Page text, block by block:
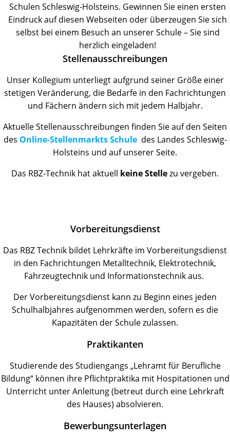
Schulen Schleswig-Holsteins. Gewinnen Sie einen ersten
Eindruck auf diesen Webseiten oder überzeugen Sie sich
selbst bei einem Besuch an unserer Schule – Sie sind
herzlich eingeladen!
Stellenausschreibungen
Unser Kollegium unterliegt aufgrund seiner Größe einer
stetigen Veränderung, die Bedarfe in den Fachrichtungen
und Fächern ändern sich mit jedem Halbjahr.
Aktuelle Stellenausschreibungen finden Sie auf den Seiten
des Online-Stellenmarkts Schule des Landes Schleswig-
Holsteins und auf unserer Seite.
Das RBZ-Technik hat aktuell keine Stellezu vergeben.
Vorbereitungsdienst
Das RBZ Technik bildet Lehrkräfte im Vorbereitungsdienst
in den Fachrichtungen Metalltechnik, Elektrotechnik,
Fahrzeugtechnik und Informationstechnik aus.
Der Vorbereitungsdienst kann zu Beginn eines jeden
Schulhalbjahres aufgenommen werden, sofern es die
Kapazitäten der Schule zulassen.
Praktikanten
Studierende des Studiengangs „Lehramt für Berufliche
Bildung“ können ihre Pflichtpraktika mit Hospitationen und
Unterricht unter Anleitung (betreut durch eine Lehrkraft
des Hauses) absolvieren.
Bewerbungsunterlagen